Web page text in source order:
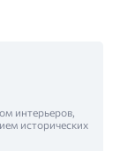
интерьеров,
исторических